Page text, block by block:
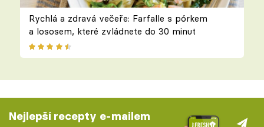
Rychlá a zdravá večeře: Farfalle s pórkem
a lososem, které zvládnete do 30 minut
Nejlepší recepty e-mailem